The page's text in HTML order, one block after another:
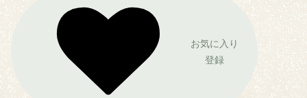
お気に入り
登録